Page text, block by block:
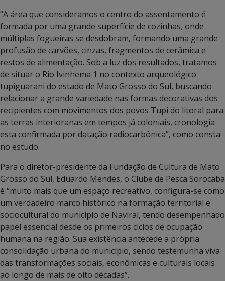
“A área que consideramos o centro do assentamento é
formada por uma grande superfície de cozinhas, onde
múltiplas fogueiras se desdobram, formando uma grande
profusão de carvões, cinzas, fragmentos de cerâmica e
restos de alimentação. Sob a luz dos resultados, tratamos
de situar o Rio Ivinhema 1 no contexto arqueológico
tupiguarani do estado de Mato Grosso do Sul, buscando
relacionar a grande variedade nas formas decorativas dos
recipientes com movimentos dos povos Tupi do litoral para
as terras interioranas em tempos já coloniais, cronologia
esta confirmada por datação radiocarbônica”, como consta
no estudo.
Para o diretor-presidente da Fundação de Cultura de Mato
Grosso do Sul, Eduardo Mendes, o Clube de Pesca Sorocaba
é “muito mais que um espaço recreativo, configura-se como
um verdadeiro marco histórico na formação territorial e
sociocultural do município de Naviraí, tendo desempenhado
papel essencial desde os primeiros ciclos de ocupação
humana na região. Sua existência antecede a própria
consolidação urbana do município, sendo testemunha viva
das transformações sociais, econômicas e culturais locais
ao longo de mais de oito décadas”.